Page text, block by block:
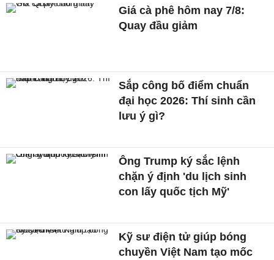
Giá cà phê hôm nay 7/8:
Quay đầu giảm
Sắp công bố điểm chuẩn
đại học 2026: Thí sinh cần
lưu ý gì?
Ông Trump ký sắc lệnh
chặn ý định 'du lịch sinh
con lấy quốc tịch Mỹ'
Kỹ sư điện tử giúp bóng
chuyền Việt Nam tạo mốc